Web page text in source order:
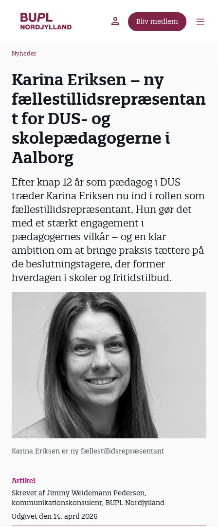
Bliv medlem
Nyheder
Karina Eriksen – ny
fællestillidsrepræsentan
t for DUS- og
skolepædagogerne i
Aalborg
Efter knap 12 år som pædagog i DUS
træder Karina Eriksen nu ind i rollen som
fællestillidsrepræsentant. Hun gør det
med et stærkt engagement i
pædagogernes vilkår – og en klar
ambition om at bringe praksis tættere på
de beslutningstagere, der former
hverdagen i skoler og fritidstilbud.
Karina Eriksen er ny fællestillidsrepræsentant
Artikel
Skrevet af Jimmy Weidemann Pedersen,
kommunikationskonsulent, BUPL Nordjylland
Udgivet den 14. april 2026